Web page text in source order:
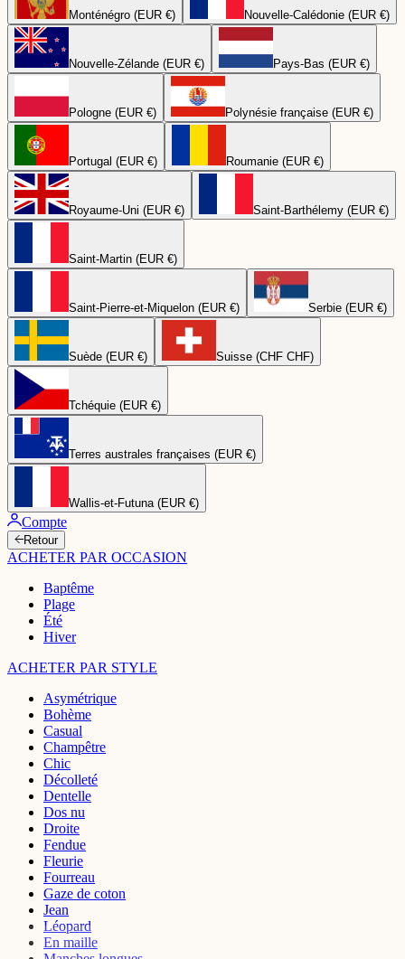
Monténégro (EUR €) Nouvelle-Calédonie (EUR €)
Nouvelle-Zélande (EUR €) Pays-Bas (EUR €)
Pologne (EUR €) Polynésie française (EUR €)
Portugal (EUR €) Roumanie (EUR €)
Royaume-Uni (EUR €) Saint-Barthélemy (EUR €)
Saint-Martin (EUR €)
Saint-Pierre-et-Miquelon (EUR €) Serbie (EUR €)
Suède (EUR €) Suisse (CHF CHF)
Tchéquie (EUR €)
Terres australes françaises (EUR €)
Wallis-et-Futuna (EUR €)
Compte
Retour
ACHETER PAR OCCASION
Baptême
Plage
Été
Hiver
ACHETER PAR STYLE
Asymétrique
Bohème
Casual
Champêtre
Chic
Décolleté
Dentelle
Dos nu
Droite
Fendue
Fleurie
Fourreau
Gaze de coton
Jean
Léopard
En maille